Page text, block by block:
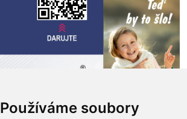
Používáme soubory